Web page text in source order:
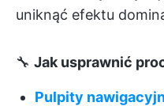
uniknąć efektu
🔧 Jak usprawnić
Pulpity